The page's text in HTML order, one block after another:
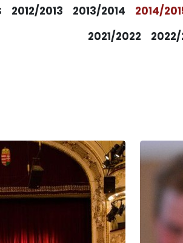
2012/2013 2013/2014 2014/
2021/2022